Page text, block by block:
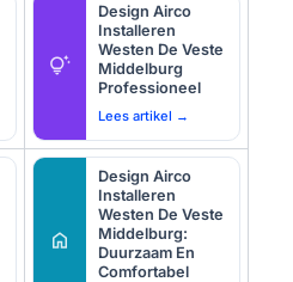
tips_and_updates
Design Airco
Installeren
Westen De Veste
Middelburg
Professioneel
Lees artikel →
home
Design Airco
Installeren
Westen De Veste
Middelburg:
Duurzaam En
Comfortabel